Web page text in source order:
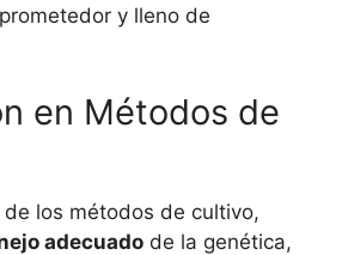
y lleno de
en Métodos de
los métodos de cultivo,
adecuado de la genética,